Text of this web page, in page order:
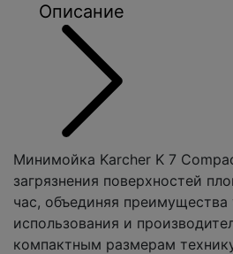
Описание
Минимойка Karcher K 7
загрязнения поверхностей
час, объединяя преимущества
использования и
компактным размерам